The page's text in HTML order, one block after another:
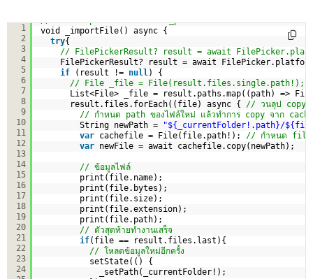
1
2
3
4
5
6
7
8
9
10
11
12
13
14
15
16
17
18
19
20
21
22
23
24
// คำสั่ง import ไฟล์ผ่าน file_picker
void _importFile() async {
try{
// FilePickerResult? result = await
FilePickerResult? result = await
if
(result != null) {
// File _file = File(result.files.single.path!);
List<File> _file = result.paths.map((path) =>
result.files.forEach((file) async { // วนลุป copy ไ
// กำหนด path ของไฟล์ใหม่ แล้วทำการ copy จาก
String newPath =
"${_currentFolder!.path}/
var cachefile = File(file.path!); // กำหนด file
var newFile = await cachefile.copy(newPath);
// ข้อมูลไฟล์
print(file.name);
print(file.bytes);
print(file.size);
print(file.extension);
print(file.path);
// ตัวสุดท้ายทำงานเสร็จ
if(file == result.files.last){
// โหลดข้อมูลใหม่อีกครั้ง
setState(() {
_setPath(_currentFolder!);